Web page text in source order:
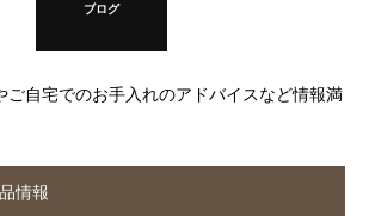
ブログ
ご自宅でのお手入れのアドバイスなど情報満
情報